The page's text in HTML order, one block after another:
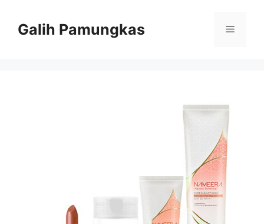
Galih Pamungkas Menu